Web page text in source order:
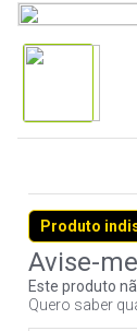
Produto
Este produto
Quero saber